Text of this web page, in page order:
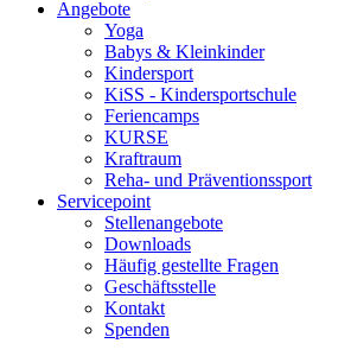
Angebote
Yoga
Babys & Kleinkinder
Kindersport
KiSS - Kindersportschule
Feriencamps
KURSE
Kraftraum
Reha- und Präventionssport
Servicepoint
Stellenangebote
Downloads
Häufig gestellte Fragen
Geschäftsstelle
Kontakt
Spenden